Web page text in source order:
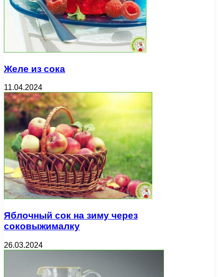
Желе из сока
11.04.2024
Яблочный сок на зиму через
соковыжималку
26.03.2024